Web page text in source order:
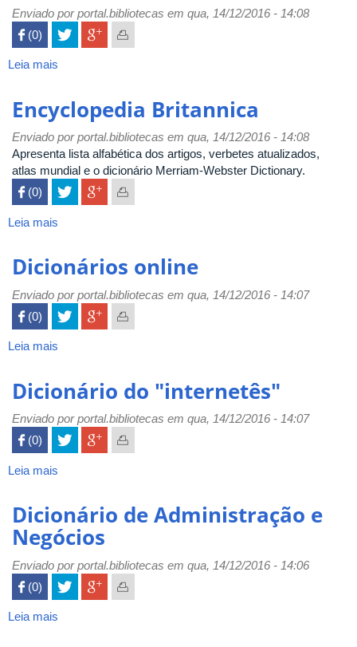
Enviado porportal.bibliotecas em qua, 14/12/2016 - 14:08
 (0)
Leia mais
online
encyclopedia
Encyclopedia Britannica
Enviado porportal.bibliotecas em qua, 14/12/2016 - 14:08
Apresenta lista alfabética dos artigos, verbetes atualizados,
atlas mundial e o dicionário Merriam-Webster Dictionary.
 (0)
Leia mais
Britannica
Dicionários online
Enviado porportal.bibliotecas em qua, 14/12/2016 - 14:07
 (0)
Leia mais
Dicionário do "internetês"
Enviado porportal.bibliotecas em qua, 14/12/2016 - 14:07
 (0)
Leia mais
"internetês"
Dicionário de Administração e
Negócios
Enviado porportal.bibliotecas em qua, 14/12/2016 - 14:06
 (0)
Leia mais